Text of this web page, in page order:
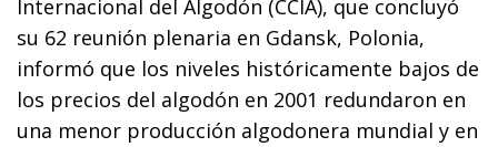
Internacional del Algodón (CCIA), que concluyó
su 62 reunión plenaria en Gdansk, Polonia,
informó que los niveles históricamente bajos de
los precios del algodón en 2001 redundaron en
una menor producción algodonera mundial y en